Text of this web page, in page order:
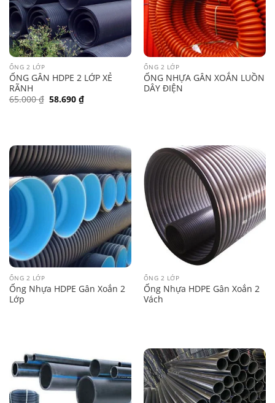
ỐNG 2 LỚP
ỐNG GÂN HDPE 2 LỚP XẺ
RÃNH
65.000₫ Giá
58.690 ₫Giá
hiện
ỐNG 2 LỚP
ỐNG NHỰA GÂN XOẮN LUỒN
DÂY ĐIỆN
ỐNG 2 LỚP
Ống Nhựa HDPE Gân Xoắn 2
Lớp
ỐNG 2 LỚP
Ống Nhựa HDPE Gân Xoắn 2
Vách